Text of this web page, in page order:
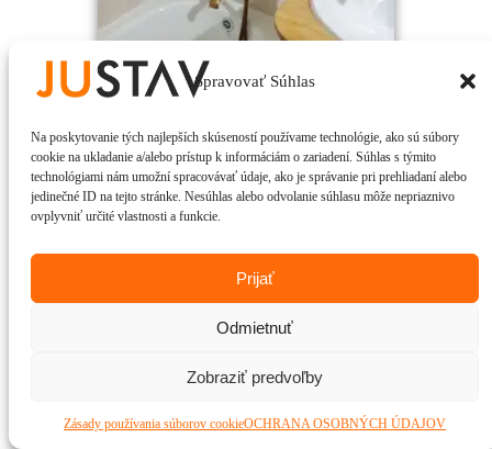
Spravovať Súhlas
Na poskytovanie tých najlepších skúseností používame technológie, ako sú súbory
cookie na ukladanie a/alebo prístup k informáciám o zariadení. Súhlas s týmito
technológiami nám umožní spracovávať údaje, ako je správanie pri prehliadaní alebo
jedinečné ID na tejto stránke. Nesúhlas alebo odvolanie súhlasu môže nepriaznivo
ovplyvniť určité vlastnosti a funkcie.
Prijať
Odmietnuť
Zobraziť predvoľby
Zásady používania súborov cookieOCHRANA OSOBNÝCH ÚDAJOV